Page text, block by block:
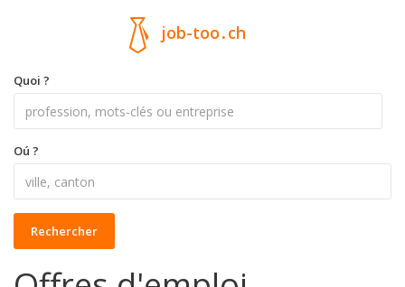
job-too.ch
Quoi ?
Oú ?
Rechercher